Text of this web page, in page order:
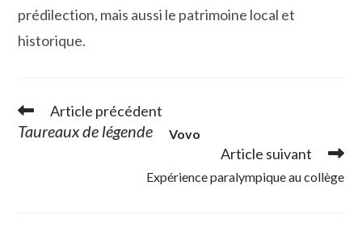
prédilection, mais aussi le patrimoine local et
historique.
Read
more
articles
Article précédent
Taureaux de légende Vovo
Article suivant
Expérience paralympique au collège